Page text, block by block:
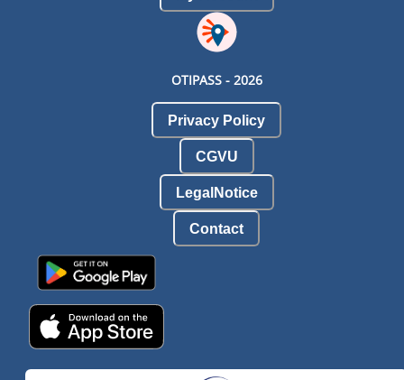
OTIPASS - 2026
Privacy Policy
CGVU
LegalNotice
Contact